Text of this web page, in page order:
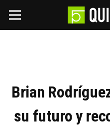
Brian
su futuro y